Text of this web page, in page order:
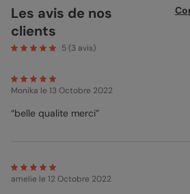
papa puisse l’afficher ensuite sur son
souvenir de ce beau cadeau pour toute
personnalisable, vous pourrez retrouver
fête des pères trois encarts photo vous
souhaiter une bonne et joyeuse fête à
de texte réservé à cet effet. Vous
magnet. Et en guise de papier cadeau,
commande, optez pour notre option
fois votre choix fait, votre magnet vous
Les avis de nos
clients
5(3 avis)
Monika le 13 Octobre 2022
“belle qualite merci”
amelie le 12 Octobre 2022